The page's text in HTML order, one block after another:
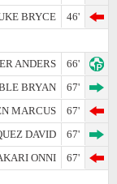
BRYCE
46'
ANDERS
66'
BRYAN
67'
MARCUS
67'
DAVID
67'
ONNI
67'